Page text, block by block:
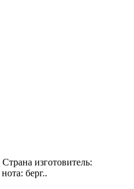
изготовитель:
берг..